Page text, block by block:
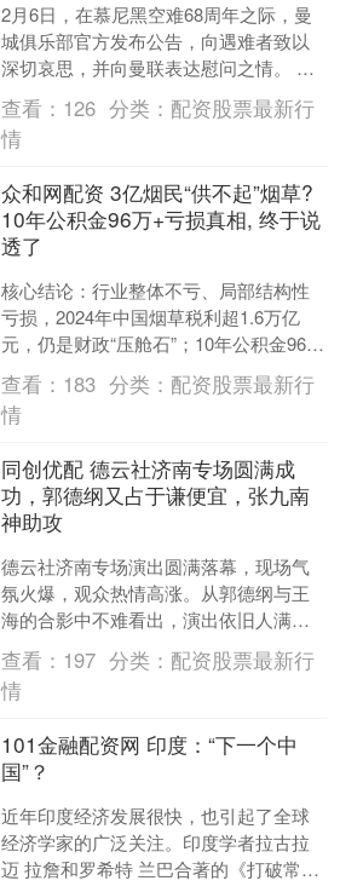
2月6日，在慕尼黑空难68周年之际，曼
城俱乐部官方发布公告，向遇难者致以
深切哀思，并向曼联表达慰问之情。 曼
城官方晒出了“A City United”的海报，
并....
查看： 126 分类： 配资股票最新行
情
众和网配资 3亿烟民“供不起”烟草?
10年公积金96万+亏损真相, 终于说
透了
核心结论：行业整体不亏、局部结构性
亏损，2024年中国烟草税利超1.6万亿
元，仍是财政“压舱石”；10年公积金96万
是极少数高管/核心骨干的个案，与普通
员工无关....
查看： 183 分类： 配资股票最新行
情
同创优配 德云社济南专场圆满成
功，郭德纲又占于谦便宜，张九南
神助攻
德云社济南专场演出圆满落幕，现场气
氛火爆，观众热情高涨。从郭德纲与王
海的合影中不难看出，演出依旧人满为
患。演出精彩纷呈，返场环节同样充满
趣味。返场小节目中，张九....
查看： 197 分类： 配资股票最新行
情
101金融配资网 印度：“下一个中
国”？
近年印度经济发展很快，也引起了全球
经济学家的广泛关注。印度学者拉古拉
迈 拉詹和罗希特 兰巴合著的《打破常